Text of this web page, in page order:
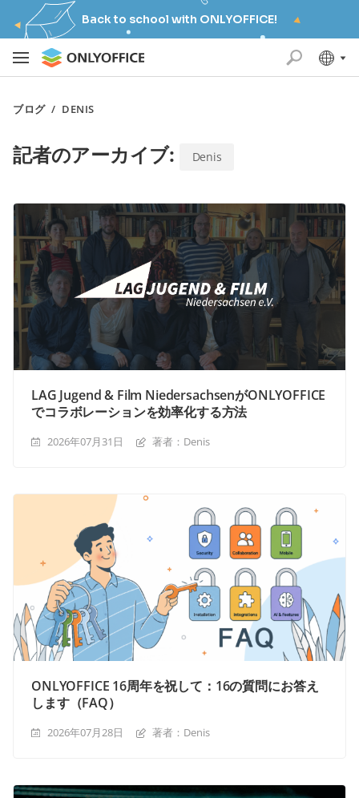
Back to school with ONLYOFFICE!
ブログ/ DENIS
記者のアーカイブ: Denis
LAG Jugend & Film NiedersachsenがONLYOFFICE
でコラボレーションを効率化する方法
2026年07月31日 著者：Denis
ONLYOFFICE 16周年を祝して：16の質問にお答え
します（FAQ）
2026年07月28日 著者：Denis